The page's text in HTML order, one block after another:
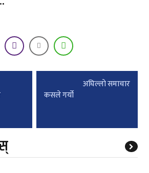
अघिल्लाे समाचार
कसले गर्यो